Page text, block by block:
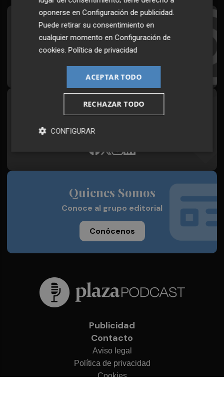
Suscríbete al Boletín
Todos los días a primera hora en tu email
¡Quiero suscribirme!
Síguenos en redes
Plaza Podcast, desde cualquier medio
Quienes Somos
Conoce al grupo editorial
Conócenos
Publicidad
Contacto
Aviso legal
Política de privacidad
Cookies
oponerse enConfiguración de publicidad.
Puede retirar su consentimiento en
cualquier momento enConfiguración de
cookies.Política de privacidad
ACEPTAR TODO
RECHAZAR TODO
CONFIGURAR